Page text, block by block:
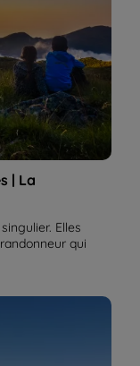
| La
Elles
qui